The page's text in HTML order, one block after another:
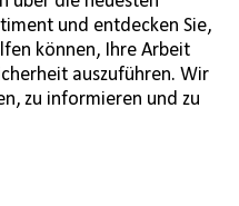
und entdecken Sie,
können, Ihre Arbeit
auszuführen. Wir
zu informieren und zu